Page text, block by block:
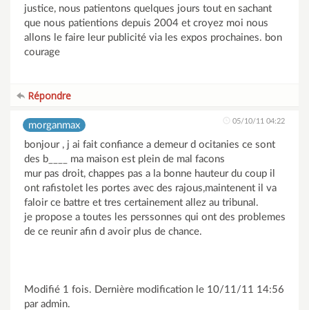
justice, nous patientons quelques jours tout en sachant
que nous patientions depuis 2004 et croyez moi nous
allons le faire leur publicité via les expos prochaines. bon
courage
Répondre
morganmax 05/10/11 04:22
bonjour , j ai fait confiance a demeur d ocitanies ce sont
des b____ ma maison est plein de mal facons
mur pas droit, chappes pas a la bonne hauteur du coup il
ont rafistolet les portes avec des rajous,maintenent il va
faloir ce battre et tres certainement allez au tribunal.
je propose a toutes les perssonnes qui ont des problemes
de ce reunir afin d avoir plus de chance.
Modifié 1 fois. Dernière modification le 10/11/11 14:56
par admin.